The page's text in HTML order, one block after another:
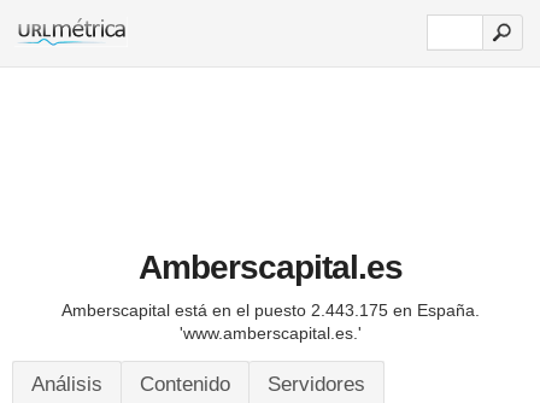
Amberscapital.es
Amberscapital está en el puesto 2.443.175 en España.
'www.amberscapital.es.'
Análisis Contenido Servidores